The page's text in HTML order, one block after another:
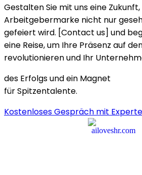
Gestalten Sie mit uns eine
Arbeitgebermarke nicht nur
gefeiert wird. [Contact us] und
eine Reise, um Ihre Präsenz auf
revolutionieren und Ihr
des Erfolgs und ein Magnet
für Spitzentalente.
Kostenloses Gespräch mit